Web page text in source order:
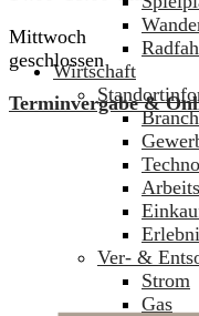
Wirtschaft
Ver- &
Strom
Gas
Mittwoch
geschlossen
Terminvergabe &